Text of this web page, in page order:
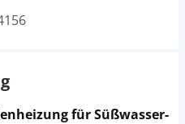
für Süßwasser-